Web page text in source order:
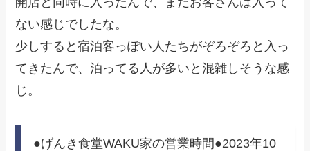
ない感じでしたな。
少しすると宿泊客っぽい人たちがぞろぞろと入っ
てきたんで、泊ってる人が多いと混雑しそうな感
じ。
●げんき食堂WAKU家の営業時間●2023年10